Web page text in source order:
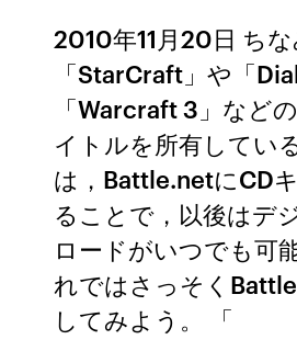
2010年11月20日 ちな
「StarCraft」や「
「Warcraft 3」など
イトルを所有してい
は，Battle.netにCD
ることで，以後はデ
ロードがいつでも可
れではさっそく
してみよう。 「